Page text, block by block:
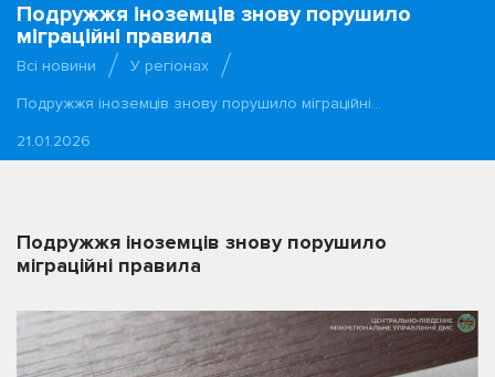
Подружжя іноземців знову порушило
міграційні правила
Всі новини
У регіонах
Подружжя іноземців знову порушило міграційні…
21.01.2026
Подружжя іноземців знову порушило
міграційні правила